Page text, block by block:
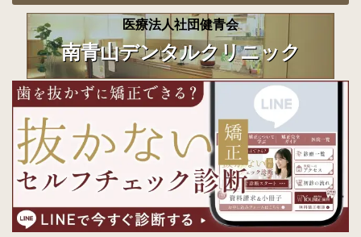
医療法人社団健青会
南青山デンタルクリニック